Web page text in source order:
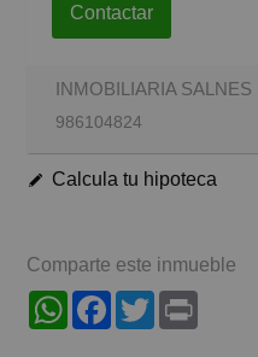
Contactar
INMOBILIARIA SALNES
986104824
Calcula tu hipoteca
Comparte este inmueble
WhatsAppFacebook
Twitter